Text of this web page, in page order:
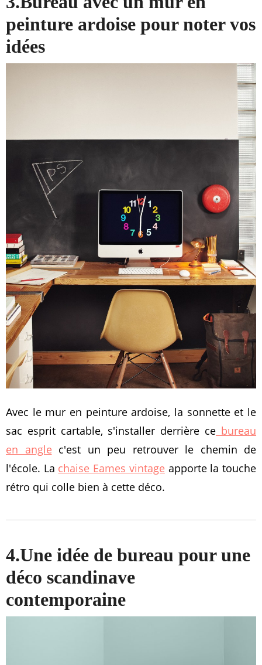
peinture ardoise pour noter vos
idées
Avec le mur en peinture ardoise, la sonnette et le
sac esprit cartable, s'installer derrière ce bureau
en anglec'est un peu retrouver le chemin de
l'école. La chaise Eames vintageapporte la touche
rétro qui colle bien à cette déco.
4.Une idée de bureau pour une
déco scandinave
contemporaine